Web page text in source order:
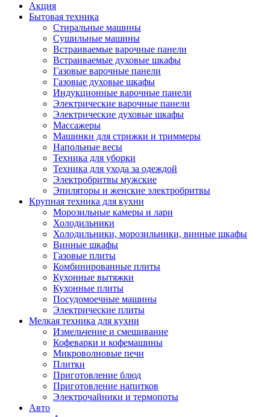
Акция
Бытовая техника
Стиральные машины
Сушильные машины
Встраиваемые варочные панели
Встраиваемые духовые шкафы
Газовые варочные панели
Газовые духовые шкафы
Индукционные варочные панели
Электрические варочные панели
Электрические духовые шкафы
Массажеры
Машинки для стрижки и триммеры
Напольные весы
Техника для уборки
Техника для ухода за одеждой
Электробритвы мужские
Эпиляторы и женские электробритвы
Крупная техника для кухни
Морозильные камеры и лари
Холодильники
Холодильники, морозильники, винные шкафы
Винные шкафы
Газовые плиты
Комбинированные плиты
Кухонные вытяжки
Кухонные плиты
Посудомоечные машины
Электрические плиты
Мелкая техника для кухни
Измельчение и смешивание
Кофеварки и кофемашины
Микроволновые печи
Плитки
Приготовление блюд
Приготовление напитков
Электрочайники и термопоты
Авто